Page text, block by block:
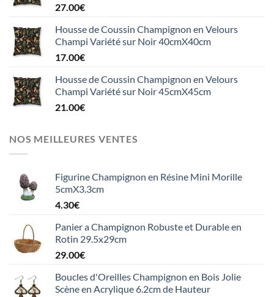
27.00€
Housse de Coussin Champignon en Velours
Champi Variété sur Noir 40cmX40cm
17.00€
Housse de Coussin Champignon en Velours
Champi Variété sur Noir 45cmX45cm
21.00€
NOS MEILLEURES VENTES
Figurine Champignon en Résine Mini Morille
5cmX3.3cm
4.30€
Panier a Champignon Robuste et Durable en
Rotin 29.5x29cm
29.00€
Boucles d'Oreilles Champignon en Bois Jolie
Scène en Acrylique 6.2cm de Hauteur